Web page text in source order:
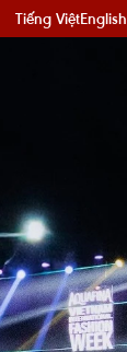
Tiếng ViệtEnglish